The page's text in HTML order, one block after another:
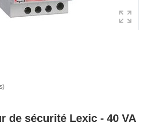
de sécurité Lexic - 40 VA